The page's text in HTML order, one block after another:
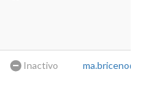
Inactivo